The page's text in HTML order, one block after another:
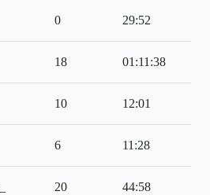
0 29:52
18 01:11:38
10 12:01
6 11:28
20 44:58